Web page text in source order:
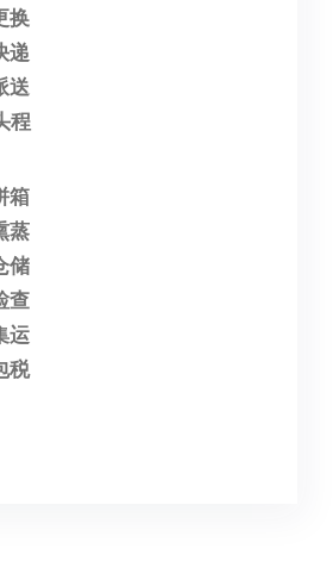
换
递
送
程
箱
蒸
储
查
运
税